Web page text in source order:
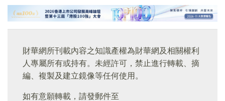
財華網所刊載內容之知識產權為財華網及相關權利
人專屬所有或持有。未經許可，禁止進行轉載、摘
編、複製及建立鏡像等任何使用。
如有意願轉載，請發郵件至